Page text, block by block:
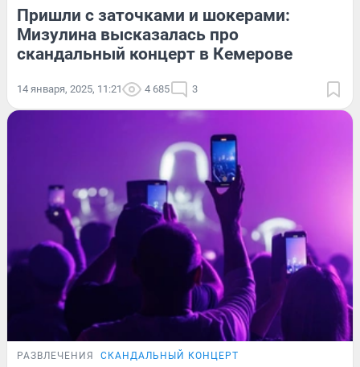
Пришли с заточками и шокерами:
Мизулина высказалась про
скандальный концерт в Кемерове
14 января, 2025, 11:21 4 685 3
РАЗВЛЕЧЕНИЯ СКАНДАЛЬНЫЙ КОНЦЕРТ